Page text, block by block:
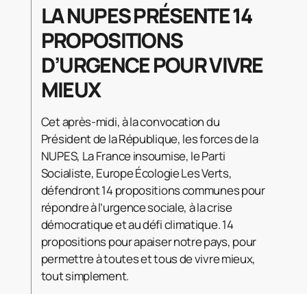
LA NUPES PRÉSENTE 14
PROPOSITIONS
D’URGENCE POUR VIVRE
MIEUX
Cet après-midi, à la convocation du
Président de la République, les forces de la
NUPES, La France insoumise, le Parti
Socialiste, Europe Écologie Les Verts,
défendront 14 propositions communes pour
répondre à l’urgence sociale, à la crise
démocratique et au défi climatique. 14
propositions pour apaiser notre pays, pour
permettre à toutes et tous de vivre mieux,
tout simplement.